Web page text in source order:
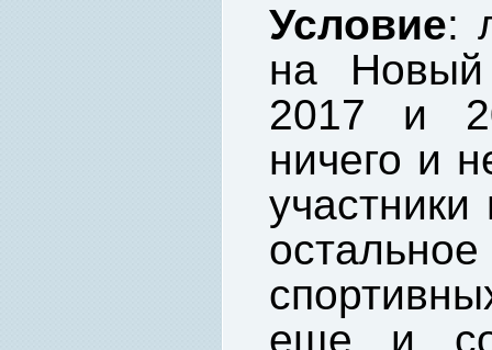
Условие:
на
2017 и
ничего и
еще и со